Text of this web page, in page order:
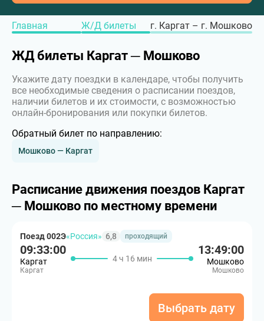
Главная Ж/Д билеты г. Каргат – г. Мошково
ЖД билеты Каргат ─ Мошково
Укажите дату поездки в календаре, чтобы получить
все необходимые сведения о расписании поездов,
наличии билетов и их стоимости, с возможностью
онлайн-бронирования или покупки билетов.
Обратный билет по направлению:
Мошково — Каргат
Расписание движения поездов Каргат
─ Мошково по местному времени
Поезд 002Э«Россия» 6,8 проходящий
09:33:00
Каргат
Каргат
4 ч 16 мин
13:49:00
Мошково
Мошково
Выбрать дату